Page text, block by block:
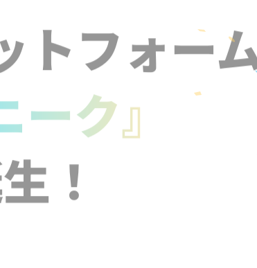
トフォーム
ク』
！